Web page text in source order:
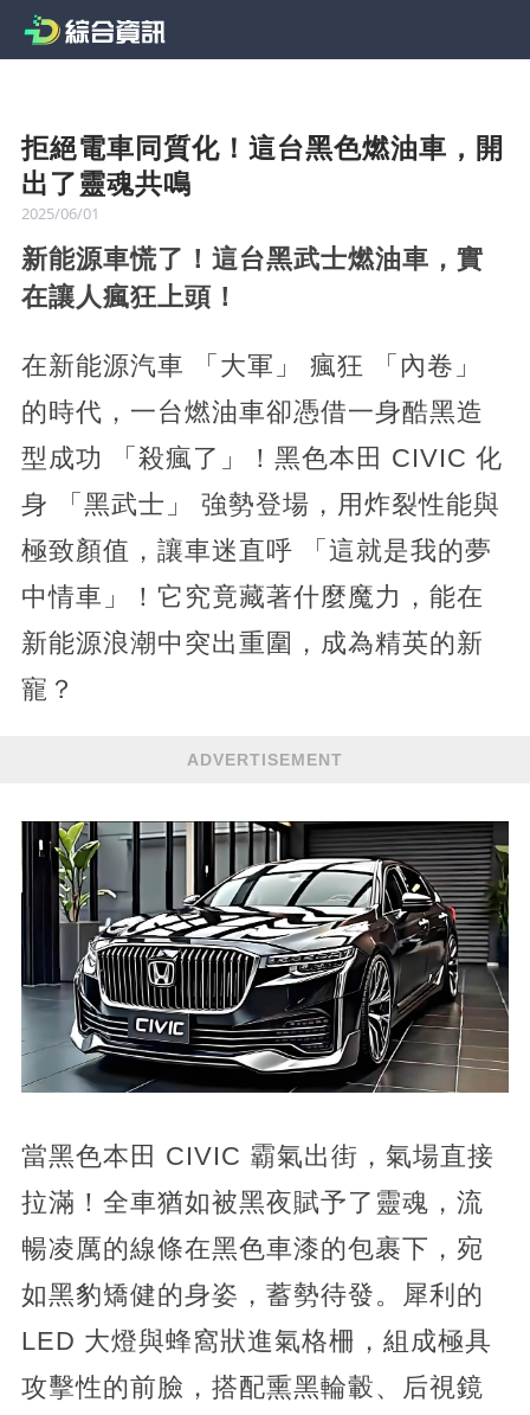
拒絕電車同質化！這台黑色燃油車，開
出了靈魂共鳴
2025/06/01
新能源車慌了！這台黑武士燃油車，實
在讓人瘋狂上頭！
在新能源汽車 「大軍」 瘋狂 「內卷」
的時代，一台燃油車卻憑借一身酷黑造
型成功 「殺瘋了」！黑色本田 CIVIC 化
身 「黑武士」 強勢登場，用炸裂性能與
極致顏值，讓車迷直呼 「這就是我的夢
中情車」！它究竟藏著什麼魔力，能在
新能源浪潮中突出重圍，成為精英的新
寵？
ADVERTISEMENT
當黑色本田 CIVIC 霸氣出街，氣場直接
拉滿！全車猶如被黑夜賦予了靈魂，流
暢凌厲的線條在黑色車漆的包裹下，宛
如黑豹矯健的身姿，蓄勢待發。犀利的
LED 大燈與蜂窩狀進氣格柵，組成極具
攻擊性的前臉，搭配熏黑輪轂、后視鏡